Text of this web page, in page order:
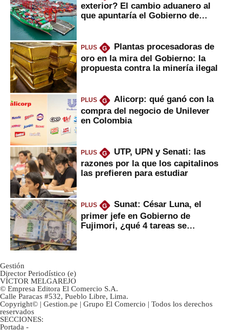
exterior? El cambio aduanero al
que apuntaría el Gobierno de
PLUS G
Plantas procesadoras de
oro en la mira del Gobierno: la
propuesta contra la minería ilegal
PLUS G
Alicorp: qué ganó con la
compra del negocio de Unilever
en Colombia
PLUS G
UTP, UPN y Senati: las
razones por la que los capitalinos
las prefieren para estudiar
PLUS G
Sunat: César Luna, el
primer jefe en Gobierno de
Fujimori, ¿qué 4 tareas se
Gestión
Director Periodístico (e)
VÍCTOR MELGAREJO
© Empresa Editora El Comercio S.A.
Calle Paracas #532, Pueblo Libre, Lima.
Copyright© | Gestion.pe | Grupo El Comercio | Todos los derechos
reservados
SECCIONES:
Portada -